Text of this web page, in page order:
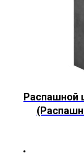
Распашной